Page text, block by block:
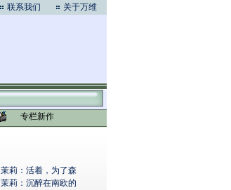
联系我们 关于万维
专栏新作
茉莉：活着，为了森
茉莉：沉醉在南欧的